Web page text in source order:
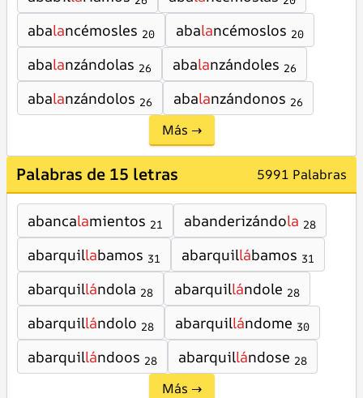
abalancémosles 20 abalancémoslos 20
abalanzándolas 26 abalanzándoles 26
abalanzándolos 26 abalanzándonos 26
Más →
Palabras de 15 letras 5991 Palabras
abancalamientos 21 abanderizándola 28
abarquillabamos 31 abarquillábamos 31
abarquillándola 28 abarquillándole 28
abarquillándolo 28 abarquillándome 30
abarquillándoos 28 abarquillándose 28
Más →